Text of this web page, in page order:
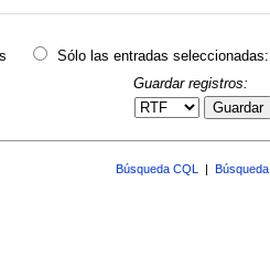
Sólo las entradas seleccionadas:
Guardar registros:
Guardar
Búsqueda CQL